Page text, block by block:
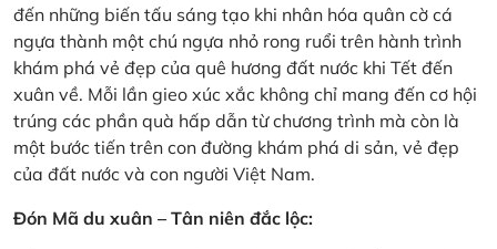
đến những biến tấu sáng tạo khi nhân hóa quân cờ cá
ngựa thành một chú ngựa nhỏ rong ruổi trên hành trình
khám phá vẻ đẹp của quê hương đất nước khi Tết đến
xuân về. Mỗi lần gieo xúc xắc không chỉ mang đến cơ hội
trúng các phần quà hấp dẫn từ chương trình mà còn là
một bước tiến trên con đường khám phá di sản, vẻ đẹp
của đất nước và con người Việt Nam.
Đón Mã du xuân – Tân niên đắc lộc: